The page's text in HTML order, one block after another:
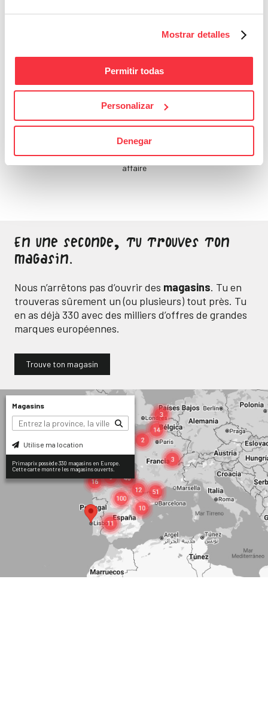
Mostrar detalles
Permitir todas
Personalizar
Denegar
Bons Plans
Sois attentif, ne laisse
passer aucune bonne
affaire
En une seconde, tu trouves ton
magasin.
Nous n’arrêtons pas d’ouvrir des magasins. Tu en
trouveras sûrement un (ou plusieurs) tout près. Tu
en as déjà 330 avec des milliers d’offres de grandes
marques européennes.
Trouve ton magasin
Magasins
Utilise ma location
Primaprix possède 330 magasins en Europe.
Cette carte montre les magasins ouverts.